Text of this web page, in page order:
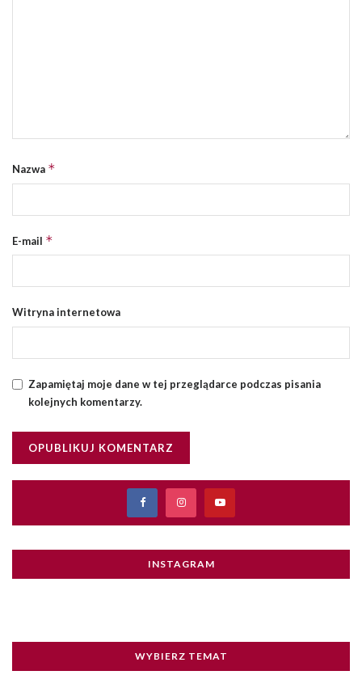
Nazwa *
E-mail *
Witryna internetowa
Zapamiętaj moje dane w tej przeglądarce podczas pisania
kolejnych komentarzy.
INSTAGRAM
WYBIERZ TEMAT